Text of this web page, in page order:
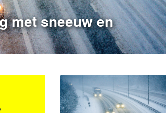
met sneeuw en